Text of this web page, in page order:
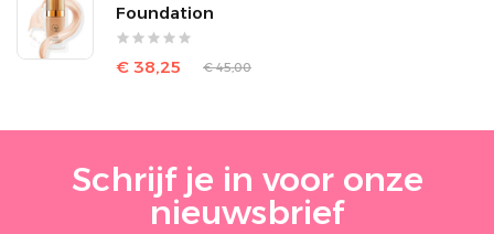
Foundation
€ 38,25 € 45,00
Schrijf je in voor onze
nieuwsbrief